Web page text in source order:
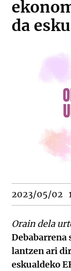
da
2023/05/02
Orain dela
Debabarrena
lantzen ari
eskualdeko